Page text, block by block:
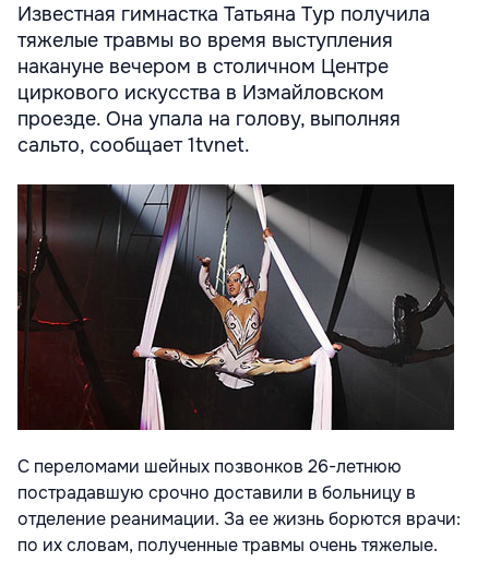
Известная гимнастка Татьяна Тур получила
тяжелые травмы во время выступления
накануне вечером в столичном Центре
циркового искусства в Измайловском
проезде. Она упала на голову, выполняя
сальто, сообщает 1tvnet.
С переломами шейных позвонков 26-летнюю
пострадавшую срочно доставили в больницу в
отделение реанимации. За ее жизнь борются врачи:
по их словам, полученные травмы очень тяжелые.